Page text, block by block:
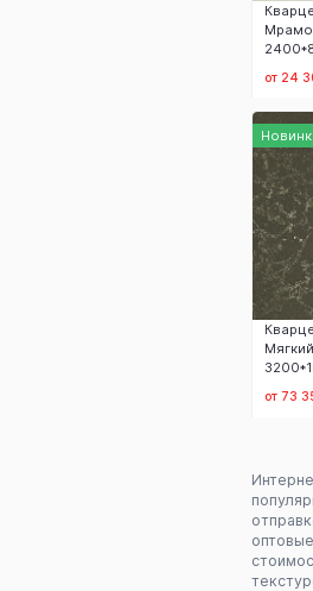
от 24
от 73